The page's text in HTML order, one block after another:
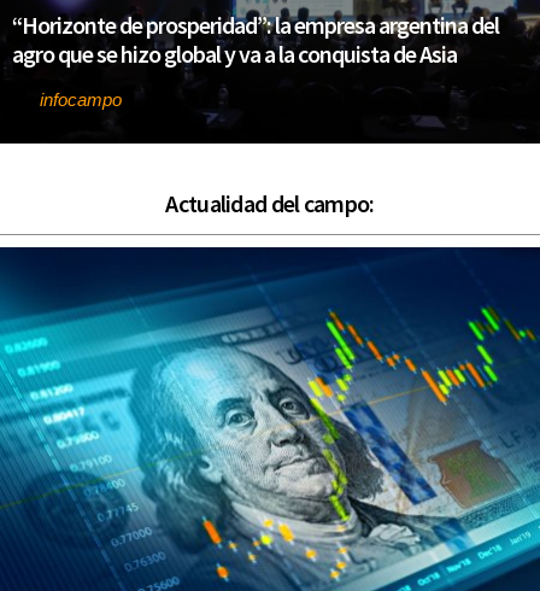
“Horizonte de prosperidad”: la empresa argentina del
agro que se hizo global y va a la conquista de Asia
infocampo
Actualidad del campo: